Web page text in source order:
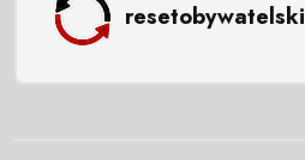
resetobywatelski